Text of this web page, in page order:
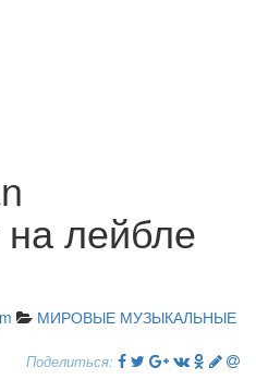
лейбле
МИРОВЫЕ МУЗЫКАЛЬНЫЕ
Поделиться: